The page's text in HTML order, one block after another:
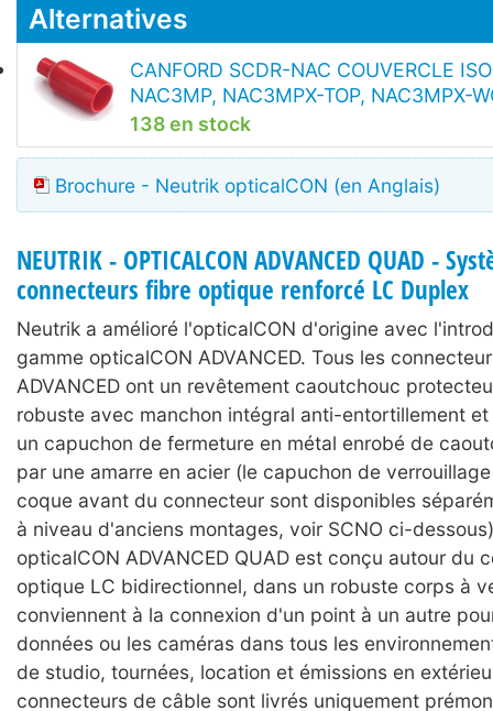
Alternatives
CANFORD SCDR-NAC COUVERCLE
NAC3MP, NAC3MPX-TOP, NAC3MPX-
138 en stock
Brochure - Neutrik opticalCON (en Anglais)
NEUTRIK - OPTICALCON ADVANCED QUAD -
connecteurs fibre optique renforcé LC Duplex
Neutrik a amélioré l'opticalCON d'origine avec
gamme opticalCON ADVANCED. Tous les
ADVANCED ont un revêtement caoutchouc
robuste avec manchon intégral anti-entortillement
un capuchon de fermeture en métal enrobé de
par une amarre en acier (le capuchon de
coque avant du connecteur sont disponibles
à niveau d'anciens montages, voir SCNO ci-
opticalCON ADVANCED QUAD est conçu autour du
optique LC bidirectionnel, dans un robuste corps à
conviennent à la connexion d'un point à un autre
données ou les caméras dans tous les
de studio, tournées, location et émissions en
connecteurs de câble sont livrés uniquement